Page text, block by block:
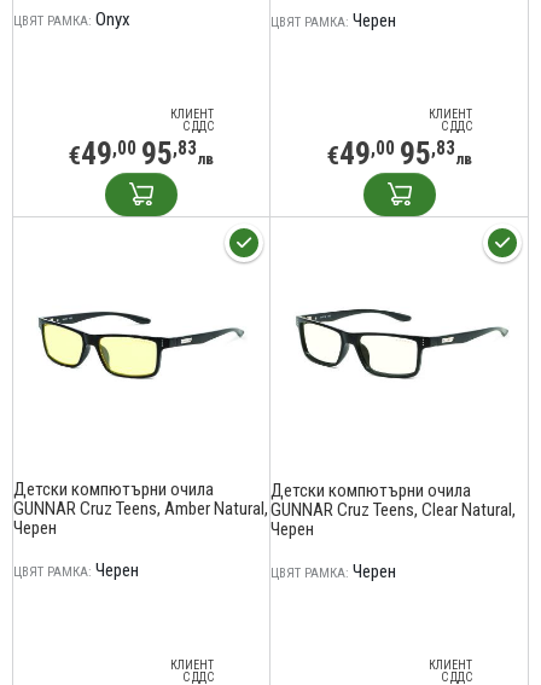
ЦВЯТ РАМКА: Onyx
КЛИЕНТ
С ДДС
€49,00 95,83лв
ЦВЯТ РАМКА: Черен
КЛИЕНТ
С ДДС
€49,00 95,83лв
Детски компютърни очила
GUNNAR Cruz Teens, Amber Natural,
Черен
ЦВЯТ РАМКА: Черен
КЛИЕНТ
С ДДС
Детски компютърни очила
GUNNAR Cruz Teens, Clear Natural,
Черен
ЦВЯТ РАМКА: Черен
КЛИЕНТ
С ДДС